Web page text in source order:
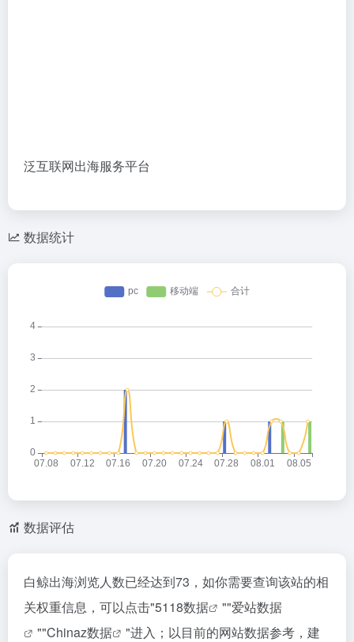
泛互联网出海服务平台
数据统计
数据评估
白鲸出海浏览人数已经达到73，如你需要查询该站的相
关权重信息，可以点击"5118数据 ""爱站数据
""Chinaz数据
"进入；以目前的网站数据参考，建